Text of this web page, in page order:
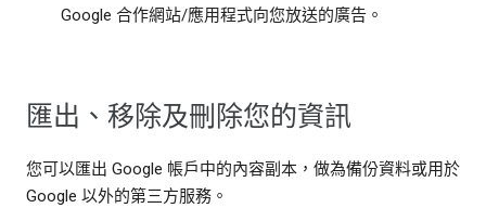
Google 合作網站/應用程式向您放送的廣告。
匯出、移除及刪除您的資訊
您可以匯出 Google 帳戶中的內容副本，做為備份資料或用於
Google 以外的第三方服務。